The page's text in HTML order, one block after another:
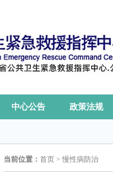
中心公告 政策法规
当前位置： 首页 > 慢性病防治